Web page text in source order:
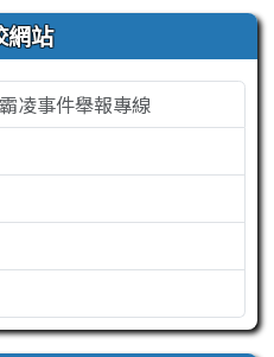
網站
凌事件舉報專線